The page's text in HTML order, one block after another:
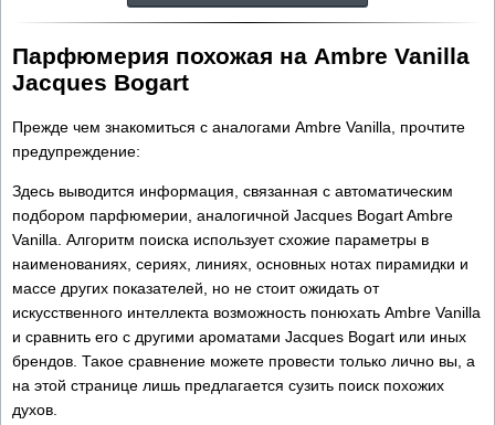
Парфюмерия похожая на Ambre Vanilla
Jacques Bogart
Прежде чем знакомиться с аналогами Ambre Vanilla, прочтите
предупреждение:
Здесь выводится информация, связанная с автоматическим
подбором парфюмерии, аналогичной Jacques Bogart Ambre
Vanilla. Алгоритм поиска использует схожие параметры в
наименованиях, сериях, линиях, основных нотах пирамидки и
массе других показателей, но не стоит ожидать от
искусственного интеллекта возможность понюхать Ambre Vanilla
и сравнить его с другими ароматами Jacques Bogart или иных
брендов. Такое сравнение можете провести только лично вы, а
на этой странице лишь предлагается сузить поиск похожих
духов.